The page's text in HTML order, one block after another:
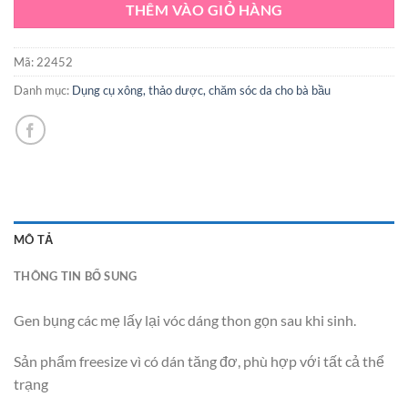
THÊM VÀO GIỎ HÀNG
Mã: 22452
Danh mục: Dụng cụ xông, thảo dược, chăm sóc da cho bà bầu
MÔ TẢ
THÔNG TIN BỔ SUNG
Gen bụng các mẹ lấy lại vóc dáng thon gọn sau khi sinh.
Sản phẩm freesize vì có dán tăng đơ, phù hợp với tất cả thể
trạng